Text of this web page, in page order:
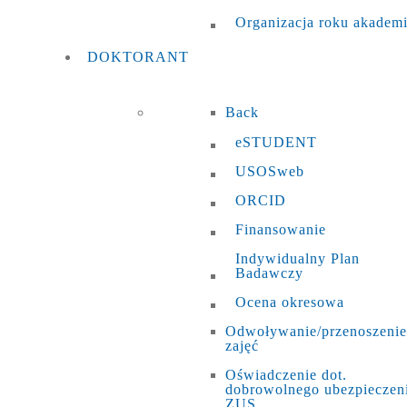
Organizacja roku
DOKTORANT
Back
eSTUDENT
USOSweb
ORCID
Finansowanie
Indywidualny Plan
Badawczy
Ocena okresowa
Odwoływanie/
zajęć
Oświadczenie dot.
dobrowolnego